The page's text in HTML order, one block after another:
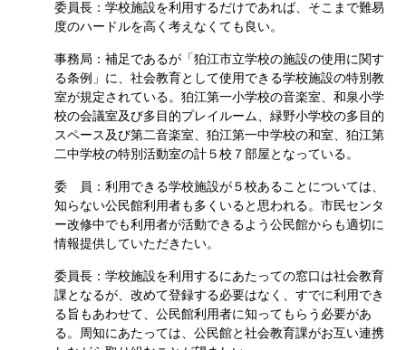
委員長：学校施設を利用するだけであれば、そこまで難易
度のハードルを高く考えなくても良い。
事務局：補足であるが「狛江市立学校の施設の使用に関す
る条例」に、社会教育として使用できる学校施設の特別教
室が規定されている。狛江第一小学校の音楽室、和泉小学
校の会議室及び多目的プレイルーム、緑野小学校の多目的
スペース及び第二音楽室、狛江第一中学校の和室、狛江第
二中学校の特別活動室の計５校７部屋となっている。
委 員：利用できる学校施設が５校あることについては、
知らない公民館利用者も多くいると思われる。市民センタ
ー改修中でも利用者が活動できるよう公民館からも適切に
情報提供していただきたい。
委員長：学校施設を利用するにあたっての窓口は社会教育
課となるが、改めて登録する必要はなく、すでに利用でき
る旨もあわせて、公民館利用者に知ってもらう必要があ
る。周知にあたっては、公民館と社会教育課がお互い連携